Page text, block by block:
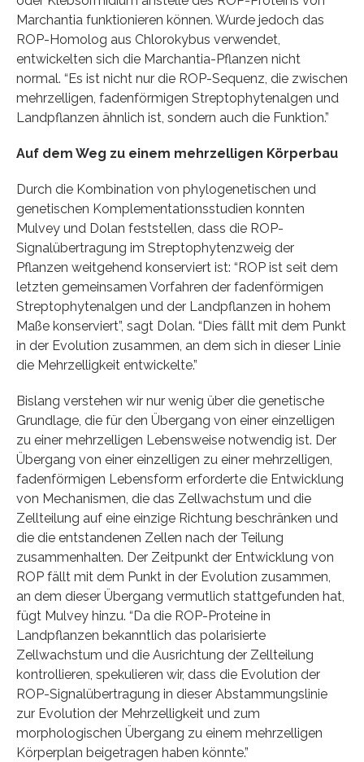
Marchantia funktionieren können. Wurde jedoch das
ROP-Homolog aus Chlorokybus verwendet,
entwickelten sich die Marchantia-Pflanzen nicht
normal. “Es ist nicht nur die ROP-Sequenz, die zwischen
mehrzelligen, fadenförmigen Streptophytenalgen und
Landpflanzen ähnlich ist, sondern auch die Funktion.”
Auf dem Weg zu einem mehrzelligen Körperbau
Durch die Kombination von phylogenetischen und
genetischen Komplementationsstudien konnten
Mulvey und Dolan feststellen, dass die ROP-
Signalübertragung im Streptophytenzweig der
Pflanzen weitgehend konserviert ist: “ROP ist seit dem
letzten gemeinsamen Vorfahren der fadenförmigen
Streptophytenalgen und der Landpflanzen in hohem
Maße konserviert”, sagt Dolan. “Dies fällt mit dem Punkt
in der Evolution zusammen, an dem sich in dieser Linie
die Mehrzelligkeit entwickelte.”
Bislang verstehen wir nur wenig über die genetische
Grundlage, die für den Übergang von einer einzelligen
zu einer mehrzelligen Lebensweise notwendig ist. Der
Übergang von einer einzelligen zu einer mehrzelligen,
fadenförmigen Lebensform erforderte die Entwicklung
von Mechanismen, die das Zellwachstum und die
Zellteilung auf eine einzige Richtung beschränken und
die die entstandenen Zellen nach der Teilung
zusammenhalten. Der Zeitpunkt der Entwicklung von
ROP fällt mit dem Punkt in der Evolution zusammen,
an dem dieser Übergang vermutlich stattgefunden hat,
fügt Mulvey hinzu. “Da die ROP-Proteine in
Landpflanzen bekanntlich das polarisierte
Zellwachstum und die Ausrichtung der Zellteilung
kontrollieren, spekulieren wir, dass die Evolution der
ROP-Signalübertragung in dieser Abstammungslinie
zur Evolution der Mehrzelligkeit und zum
morphologischen Übergang zu einem mehrzelligen
Körperplan beigetragen haben könnte.”